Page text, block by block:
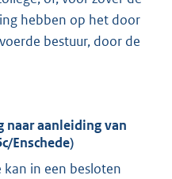
hebben op het door
bestuur, door de
naar aanleiding van
Enschede)
kan in een besloten